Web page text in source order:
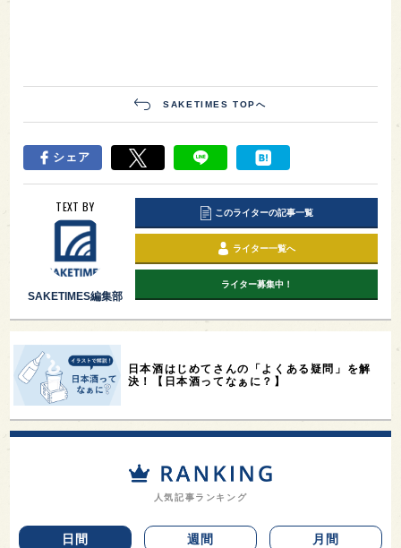
SAKETIMES TOPへ
シェア
TEXT BY
SAKETIMES編集部
このライターの記事一覧
ライター一覧へ
ライター募集中！
日本酒はじめてさんの「よくある疑問」を解
決！【日本酒ってなぁに？】
人気記事ランキング
日間 週間 月間